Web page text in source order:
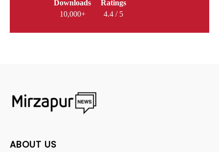
Downloads
10,000+
Ratings
4.4 / 5
ABOUT US